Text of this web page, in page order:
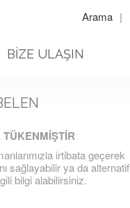
Arama |
BİZE ULAŞIN
irtibata geçerek
sağlayabilir ya da alternatif
bilgi alabilirsiniz.